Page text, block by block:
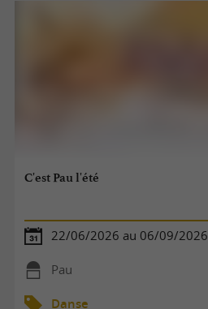
C'est Pau l'été
22/06/2026 au 06/09/2026
Pau
Danse